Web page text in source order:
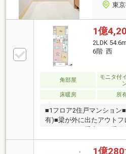
東
1億
2LDK 54.6m
6階 西
角部屋
モニタ付
床暖房 所
■1フロア2住戸マンション
有)■梁が外に出たアウト
のしやすい二重床・二重
層ガラスを採用■留守時も
クス有り■２４時間ゴミ
1億280